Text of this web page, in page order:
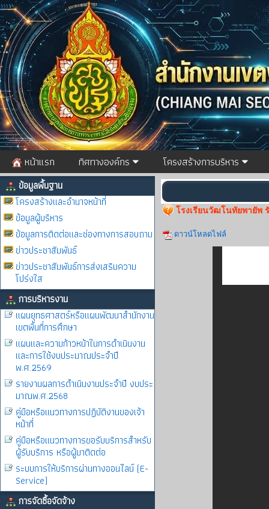
หน้าแรก ทิศทางองค์กร โครงสร้างการบริหาร
ข้อมูลพื้นฐาน
โครงสร้างและอำนาจหน้าที่
ข้อมูลผู้บริหาร
ข้อมูลการติดต่อและช่องทางการสอบถาม
ข่าวประชาสัมพันธ์
ข่าวประชาสัมพันธ์การส่งเสริมความ
โปร่งใส
การบริหารงาน
แผนยุทธศาสตร์หรือแผนพัฒนาสำนักงาน
เขตพื้นที่การศึกษา
แผนและความก้าวหน้าในการดำเนินงาน
และการใช้งบประมาณประจำปี
พ.ศ.2569
รายงานผลการดำเนินงานประจำปี งบประ
มาณพ.ศ.2568
คู่มือหรือแนวทางการปฏิบัติงานของเจ้า
หน้าที่
คู่มือหรือแนวทางการขอรับบริการสำหรับ
ผู้รับบริการ หรือผู้มาติดต่อ
ระบบการให้บริการผ่านทางออนไลน์ (E-
Service)
การจัดซื้อจัดจ้าง
โรงเรียนวัฒโนทัยพายัพ
ดาวน์โหลดไฟล์